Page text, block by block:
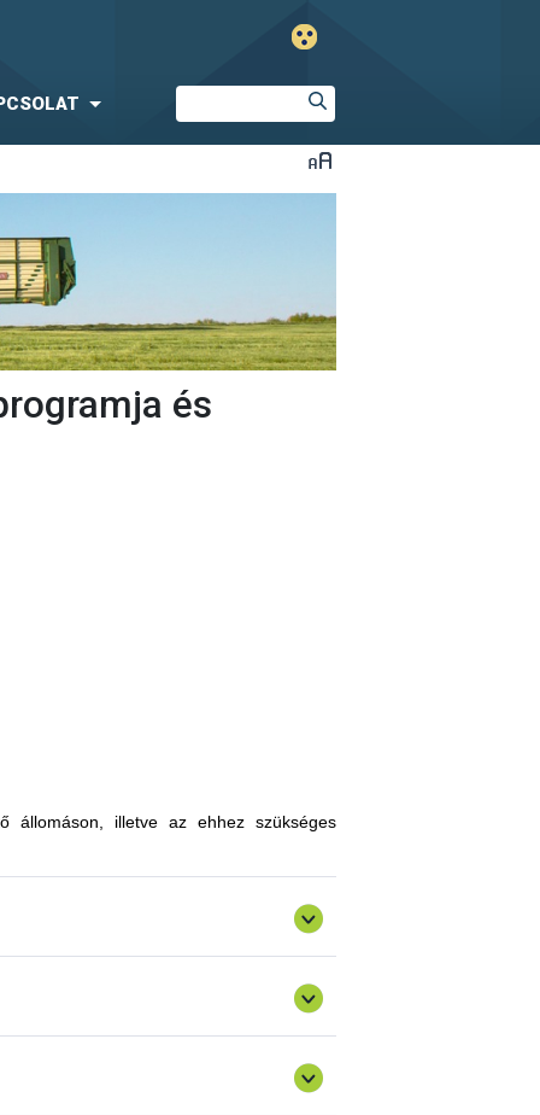
és
állomáson, illetve az ehhez szükséges
limitálhatóak a mezőgazdasági
kártevőkkel szembeni ellenálló
a hagyományostól eltérő jellegű tudás
gazdagodhatnak, a fajtahasználaton
innovatív ismereteket, növénykultúrákat
csökkenthetik a szennyezőanyag
alkalmas fajták vizsgálata